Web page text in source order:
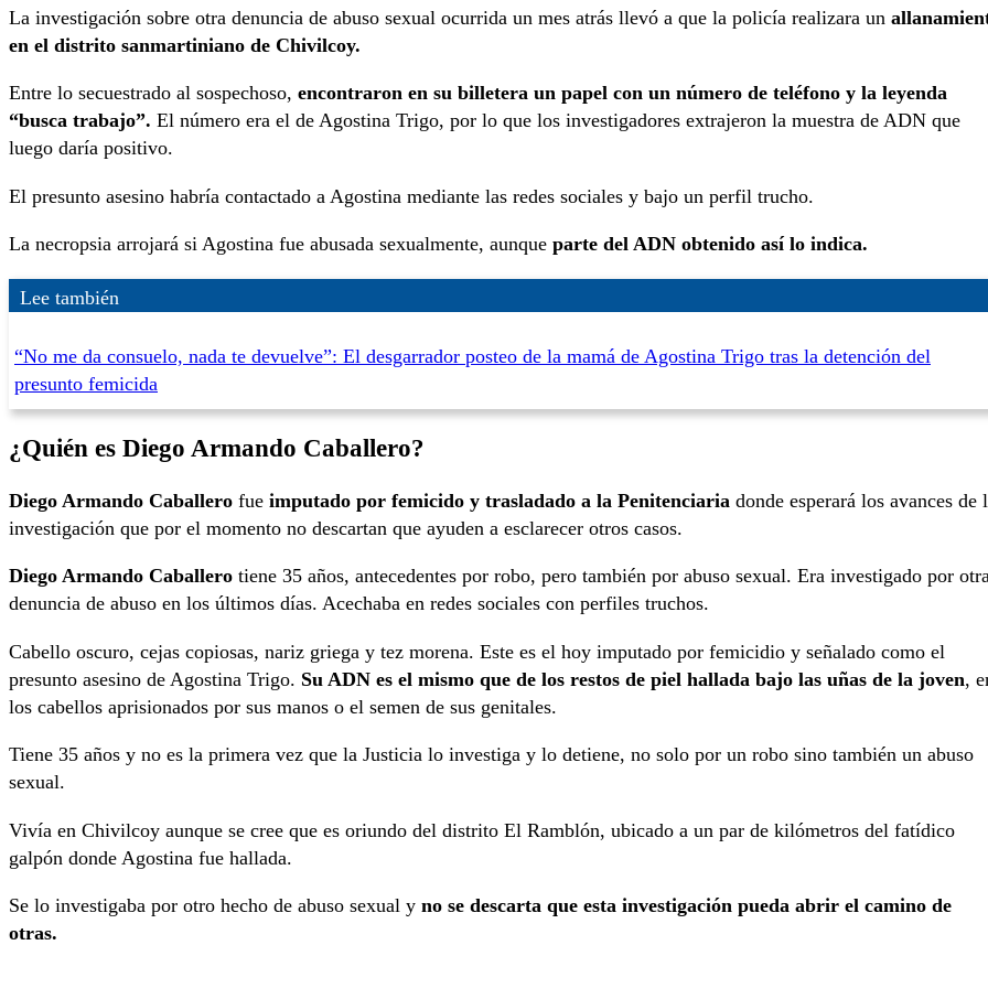
La investigación sobre otra denuncia de abuso sexual ocurrida un mes atrás llevó a que la policía realizara un
en el distrito sanmartiniano de Chivilcoy.
Entre lo secuestrado al sospechoso, encontraron en su billetera un papel con un número de teléfono y la leyenda
“busca trabajo”. El número era el de Agostina Trigo, por lo que los investigadores extrajeron la muestra de ADN que
luego daría positivo.
El presunto asesino habría contactado a Agostina mediante las redes sociales y bajo un perfil trucho.
La necropsia arrojará si Agostina fue abusada sexualmente, aunque parte del ADN obtenido así lo indica.
Lee también
“No me da consuelo, nada te devuelve”: El desgarrador posteo de la mamá de Agostina Trigo tras la detención del
presunto femicida
¿Quién es Diego Armando Caballero?
Diego Armando Caballero fue imputado por femicido y trasladado a la Penitenciaria donde esperará los avances de
investigación que por el momento no descartan que ayuden a esclarecer otros casos.
Diego Armando Caballero tiene 35 años, antecedentes por robo, pero también por abuso sexual. Era investigado por
denuncia de abuso en los últimos días. Acechaba en redes sociales con perfiles truchos.
Cabello oscuro, cejas copiosas, nariz griega y tez morena. Este es el hoy imputado por femicidio y señalado como el
presunto asesino de Agostina Trigo. Su ADN es el mismo que de los restos de piel hallada bajo las uñas de la joven,
los cabellos aprisionados por sus manos o el semen de sus genitales.
Tiene 35 años y no es la primera vez que la Justicia lo investiga y lo detiene, no solo por un robo sino también un abuso
sexual.
Vivía en Chivilcoy aunque se cree que es oriundo del distrito El Ramblón, ubicado a un par de kilómetros del fatídico
galpón donde Agostina fue hallada.
Se lo investigaba por otro hecho de abuso sexual y no se descarta que esta investigación pueda abrir el camino de
otras.